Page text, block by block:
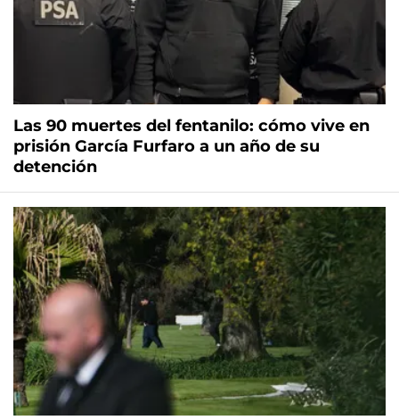
Las 90 muertes del fentanilo: cómo vive en
prisión García Furfaro a un año de su
detención